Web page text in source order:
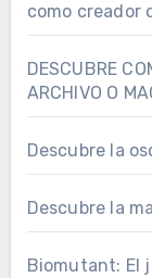
como creador
DESCUBRE
ARCHIVO O
Descubre la
Descubre la
Biomutant: El